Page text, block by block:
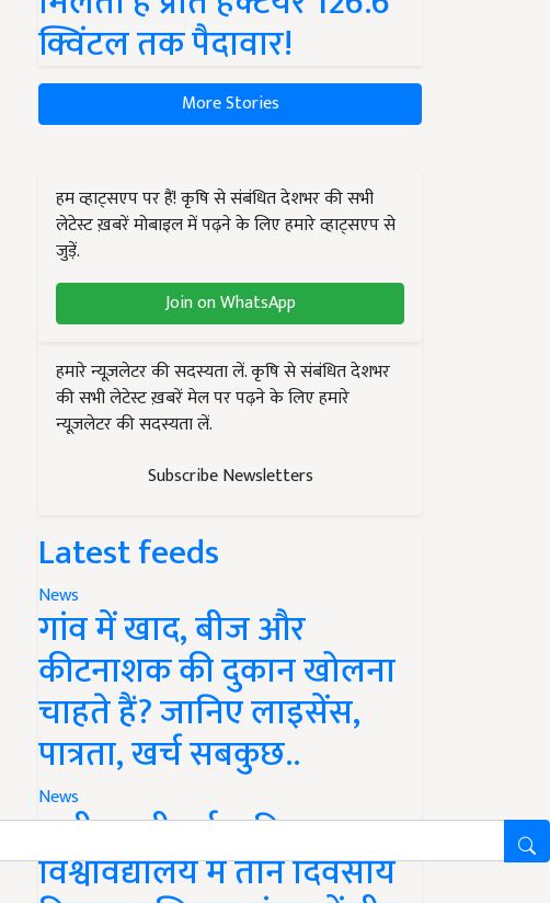
क्विंटल तक पैदावार!
More Stories
हम व्हाट्सएप पर हैं! कृषि से संबंधित देशभर की सभी
लेटेस्ट ख़बरें मोबाइल में पढ़ने के लिए हमारे व्हाट्सएप से
जुड़ें.
Join on WhatsApp
हमारे न्यूज़लेटर की सदस्यता लें. कृषि से संबंधित देशभर
की सभी लेटेस्ट ख़बरें मेल पर पढ़ने के लिए हमारे
न्यूज़लेटर की सदस्यता लें.
Subscribe Newsletters
Latest feeds
News
गांव में खाद, बीज और
कीटनाशक की दुकान खोलना
चाहते हैं? जानिए लाइसेंस,
पात्रता, खर्च सबकुछ..
News
रानी लक्ष्मीबाई कृषि
विश्वविद्यालय में तीन दिवसीय